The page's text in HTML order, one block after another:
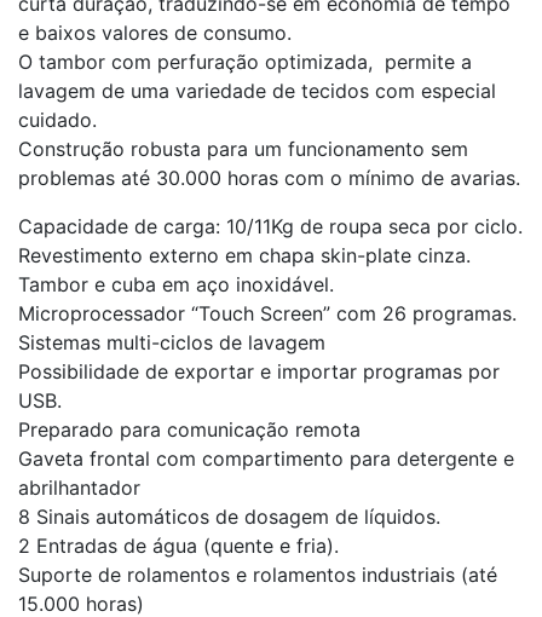
e baixos valores de consumo.
O tambor com perfuração optimizada, permite a
lavagem de uma variedade de tecidos com especial
cuidado.
Construção robusta para um funcionamento sem
problemas até 30.000 horas com o mínimo de avarias.
Capacidade de carga: 10/11Kg de roupa seca por ciclo.
Revestimento externo em chapa skin-plate cinza.
Tambor e cuba em aço inoxidável.
Microprocessador “Touch Screen” com 26 programas.
Sistemas multi-ciclos de lavagem
Possibilidade de exportar e importar programas por
USB.
Preparado para comunicação remota
Gaveta frontal com compartimento para detergente e
abrilhantador
8 Sinais automáticos de dosagem de líquidos.
2 Entradas de água (quente e fria).
Suporte de rolamentos e rolamentos industriais (até
15.000 horas)